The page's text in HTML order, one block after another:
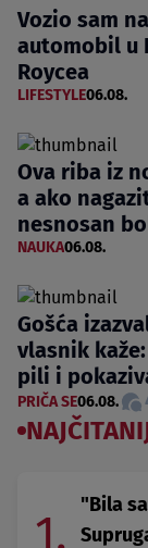
Vozio sam
automobil u
Roycea
LIFESTYLE06.08.
Ova riba iz
a ako
nesnosan
NAUKA06.08.
Gošća
vlasnik
pili i
PRIČA SE06.08.
1.
"Bila